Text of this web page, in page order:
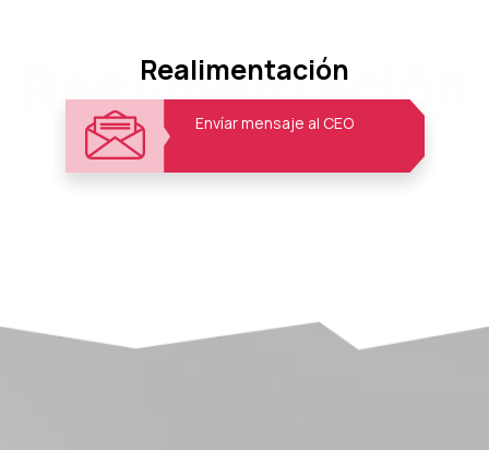
Realimentación
Realimentación
Envíar mensaje al CEO